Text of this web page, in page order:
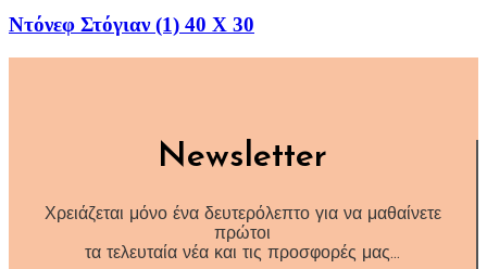
Ντόνεφ Στόγιαν (1) 40 Χ 30
Newsletter
Χρειάζεται μόνο ένα δευτερόλεπτο για να μαθαίνετε
πρώτοι
τα τελευταία νέα και τις προσφορές μας…